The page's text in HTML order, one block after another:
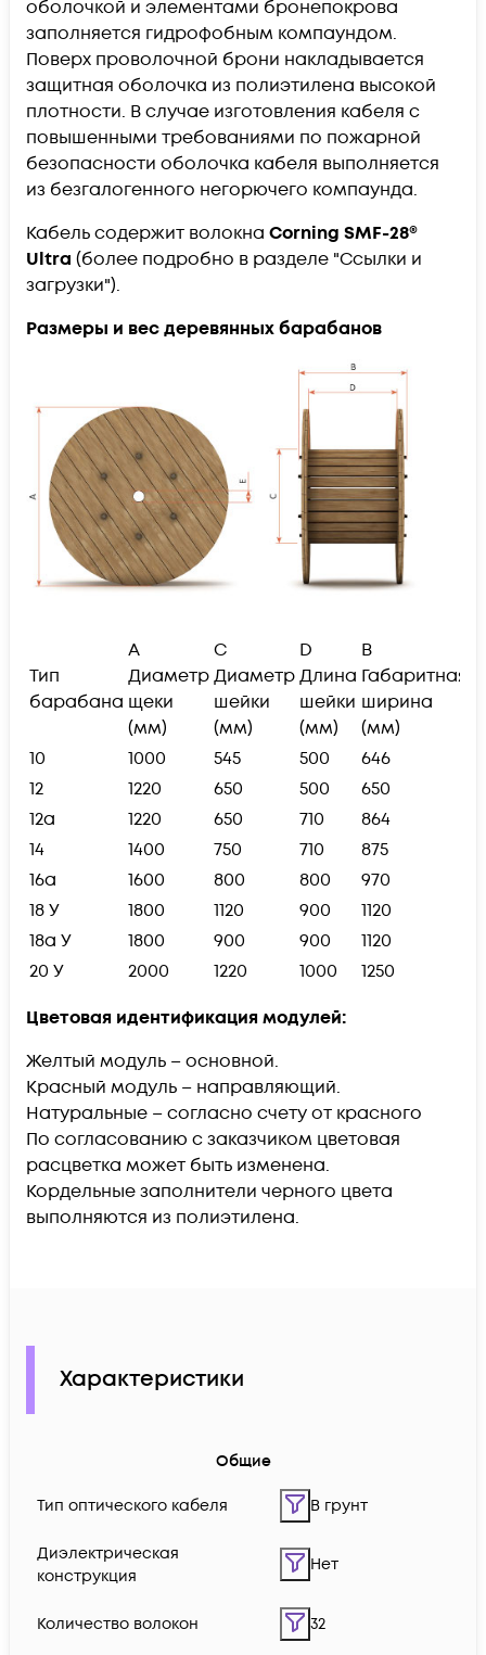
оболочкой и элементами бронепокрова
заполняется гидрофобным компаундом.
Поверх проволочной брони накладывается
защитная оболочка из полиэтилена высокой
плотности. В случае изготовления кабеля с
повышенными требованиями по пожарной
безопасности оболочка кабеля выполняется
из безгалогенного негорючего компаунда.
Кабель содержит волокна Corning SMF-28®
Ultra (более подробно в разделе "Ссылки и
загрузки").
Размеры и вес деревянных барабанов
Тип
барабана
А
Диаметр
щеки
(мм)
C
Диаметр
шейки
(мм)
D
Длина
шейки
(мм)
B
Габаритная
ширина
(мм)
10
1000 545 500 646
12
1220 650 500 650
12а
1220 650 710 864
14
1400 750 710 875
16а
1600 800 800 970
18 У
1800 1120 900 1120
18а У
1800 900 900 1120
20 У
2000 1220 1000 1250
Цветовая идентификация модулей:
Желтый модуль – основной.
Красный модуль – направляющий.
Натуральные – согласно счету от красного
По согласованию с заказчиком цветовая
расцветка может быть изменена.
Кордельные заполнители черного цвета
выполняются из полиэтилена.
Характеристики
Общие
Тип оптического кабеля В грунт
Диэлектрическая
конструкция
Нет
Количество волокон 32